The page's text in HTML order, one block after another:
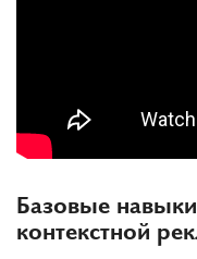
Базовые
контекстной